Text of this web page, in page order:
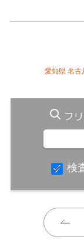
愛知県 名古
フ
検